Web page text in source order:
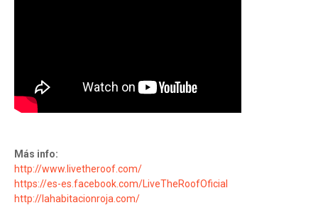
Más info:
http://www.livetheroof.com/
https://es-es.facebook.com/LiveTheRoofOficial
http://lahabitacionroja.com/